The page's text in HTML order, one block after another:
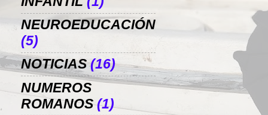
NEUROEDUCACIÓN
(5)
NOTICIAS (16)
NUMEROS
ROMANOS (1)